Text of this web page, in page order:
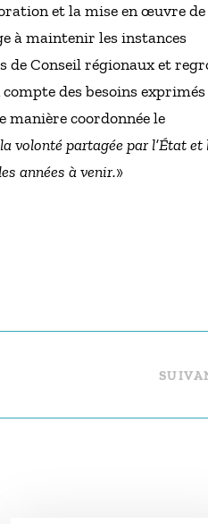
et la mise en œuvre de
à maintenir les instances
de Conseil régionaux et
des besoins
manière coordonnée le
volonté partagée par l’État et
années à venir.»